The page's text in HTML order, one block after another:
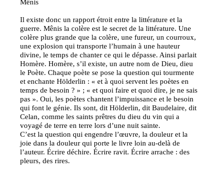
Mênis
Il existe donc un rapport étroit entre la littérature et la
guerre. Mênis la colère est le secret de la littérature. Une
colère plus grande que la colère, une fureur, un courroux,
une explosion qui transporte l’humain à une hauteur
divine, le temps de chanter ce qui le dépasse. Ainsi parlait
Homère. Homère, s’il existe, un autre nom de Dieu, dieu
le Poète. Chaque poète se pose la question qui tourmente
et enchante Hölderlin : « et à quoi servent les poètes en
temps de besoin ? » ; « et quoi faire et quoi dire, je ne sais
pas ». Oui, les poètes chantent l’impuissance et le besoin
qui font le génie. Ils sont, dit Hölderlin, dit Baudelaire, dit
Celan, comme les saints prêtres du dieu du vin qui a
voyagé de terre en terre lors d’une nuit sainte.
C’est la question qui engendre l’œuvre, la douleur et la
joie dans la douleur qui porte le livre loin au-delà de
l’auteur. Écrire déchire. Écrire ravit. Écrire arrache : des
pleurs, des rires.